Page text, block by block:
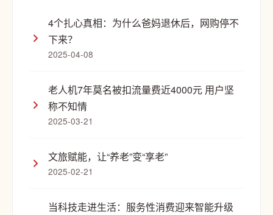
4个扎心真相：为什么爸妈退休后，网购停不
下来？
2025-04-08
老人机7年莫名被扣流量费近4000元 用户坚
称不知情
2025-03-21
文旅赋能，让“养老”变“享老”
2025-02-21
当科技走进生活：服务性消费迎来智能升级